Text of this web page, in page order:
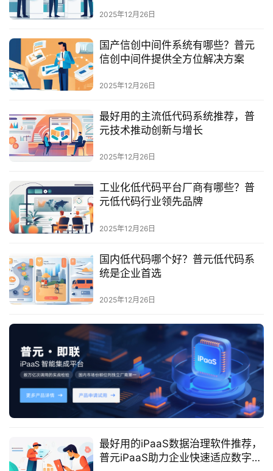
产
品
解
方
案
生
态
与
合
服
务
与
持
了
普
联
系
我
们
2025年12月26日
国产信创中间件系统有哪些？普元
信创中间件提供全方位解决方案
2025年12月26日
最好用的主流低代码系统推荐，普
元技术推动创新与增长
2025年12月26日
工业化低代码平台厂商有哪些？普
元低代码行业领先品牌
2025年12月26日
国内低代码哪个好？普元低代码系
统是企业首选
2025年12月26日
最好用的iPaaS数据治理软件推荐，
普元iPaaS助力企业快速适应数字化